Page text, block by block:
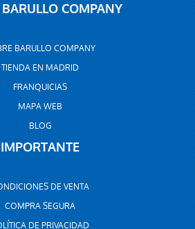
BARULLO COMPANY
BARULLO COMPANY
TIENDA EN MADRID
FRANQUICIAS
MAPA WEB
BLOG
IMPORTANTE
DE VENTA
COMPRA SEGURA
DE PRIVACIDAD